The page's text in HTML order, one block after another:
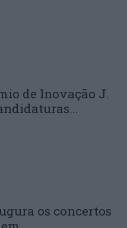
de Inovação J.
os concertos